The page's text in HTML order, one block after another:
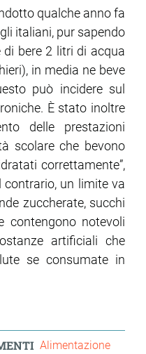
qualche anno fa
italiani, pur sapendo
bere 2 litri di acqua
in media ne beve
può incidere sul
È stato inoltre
delle prestazioni
scolare che bevono
correttamente”,
contrario, un limite va
zuccherate, succhi
notevoli
artificiali che
se consumate in
Alimentazione